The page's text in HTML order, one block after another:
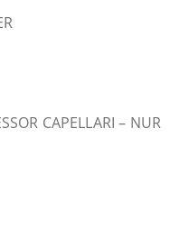
CAPELLARI – NUR